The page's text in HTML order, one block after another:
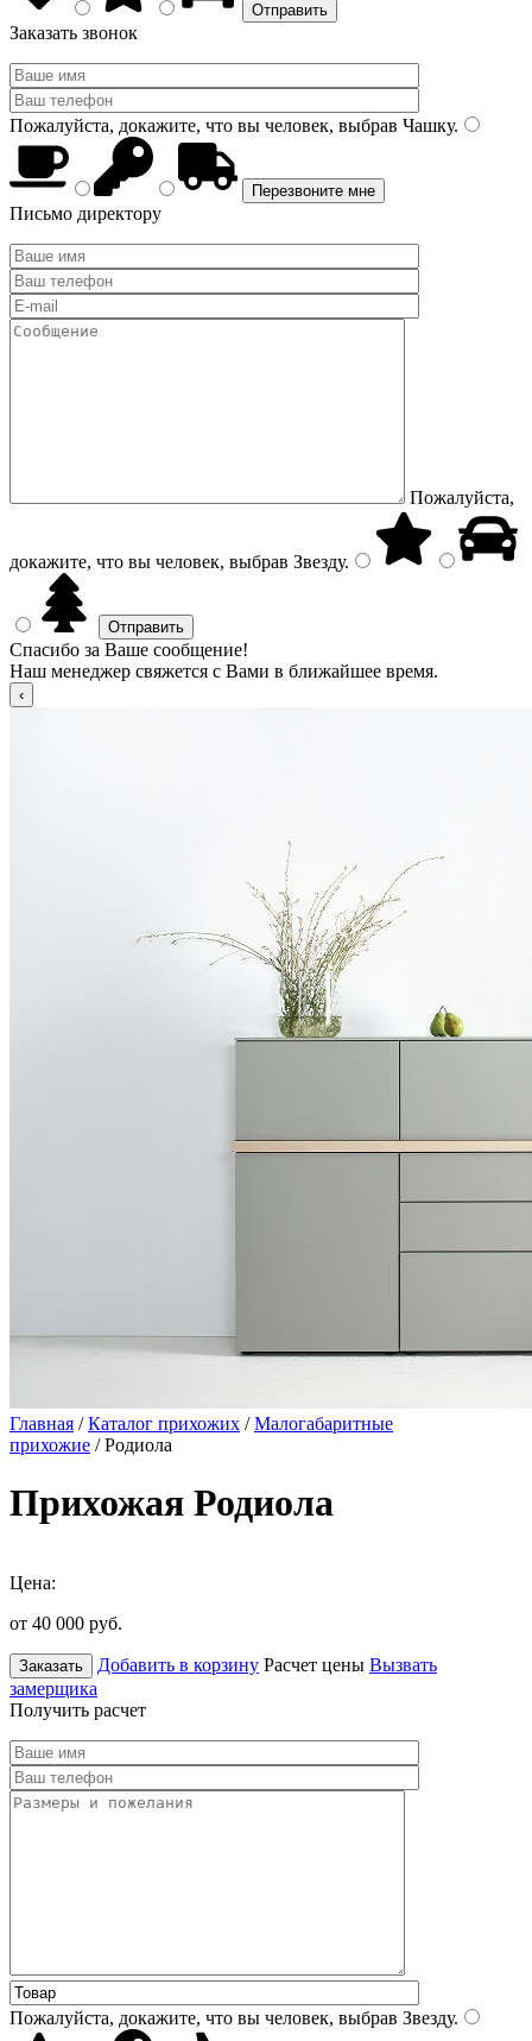
Заказать звонок
Пожалуйста, докажите, что вы человек, выбрав Чашку.
Письмо директору
Пожалуйста,
докажите, что вы человек, выбрав Звезду.
Спасибо за Ваше сообщение!
Наш менеджер свяжется с Вами в ближайшее время.
Главная /Каталог прихожих /Малогабаритные
прихожие / Родиола
Прихожая Родиола
Цена:
от 40 000 руб.
Заказать Добавить в корзину Расчет цены Вызвать
замерщика
Получить расчет
Пожалуйста, докажите, что вы человек, выбрав Звезду.